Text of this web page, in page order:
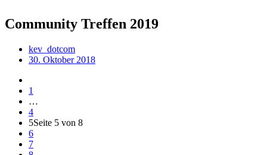
Community Treffen 2019
kev_dotcom
30. Oktober 2018
1
…
4
5Seite 5 von 8
6
7